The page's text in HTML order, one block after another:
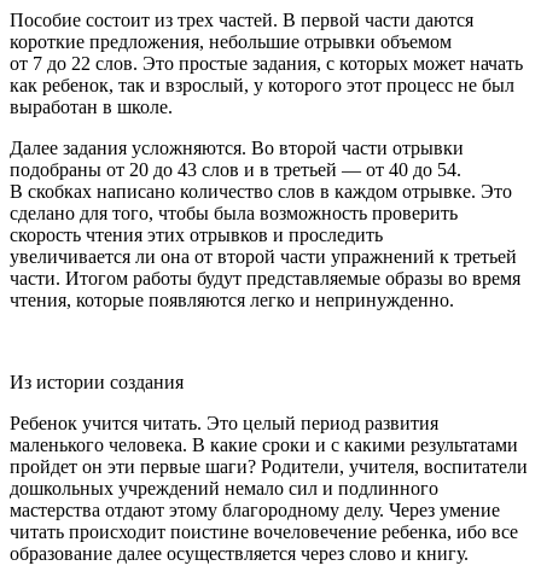
Пособие состоит из трех частей. В первой части даются
короткие предложения, небольшие отрывки объемом
от 7 до 22 слов. Это простые задания, с которых может начать
как ребенок, так и взрослый, у которого этот процесс не был
выработан в школе.
Далее задания усложняются. Во второй части отрывки
подобраны от 20 до 43 слов и в третьей — от 40 до 54.
В скобках написано количество слов в каждом отрывке. Это
сделано для того, чтобы была возможность проверить
скорость чтения этих отрывков и проследить
увеличивается ли она от второй части упражнений к третьей
части. Итогом работы будут представляемые образы во время
чтения, которые появляются легко и непринужденно.
Из истории создания
Ребенок учится читать. Это целый период развития
маленького человека. В какие сроки и с какими результатами
пройдет он эти первые шаги? Родители, учителя, воспитатели
дошкольных учреждений немало сил и подлинного
мастерства отдают этому благородному делу. Через умение
читать происходит поистине вочеловечение ребенка, ибо все
образование далее осуществляется через слово и книгу.